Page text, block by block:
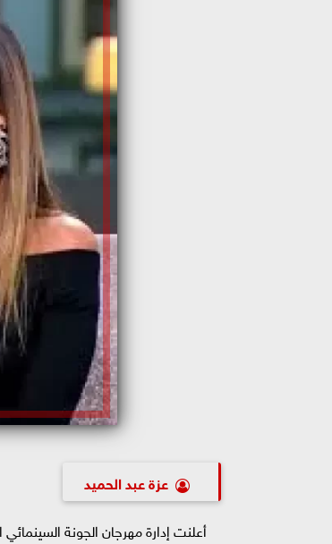
عزة عبد الحميد
أعلنت إدارة مهرجان الجونة